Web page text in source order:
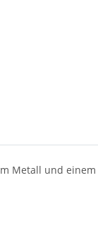
Metall und